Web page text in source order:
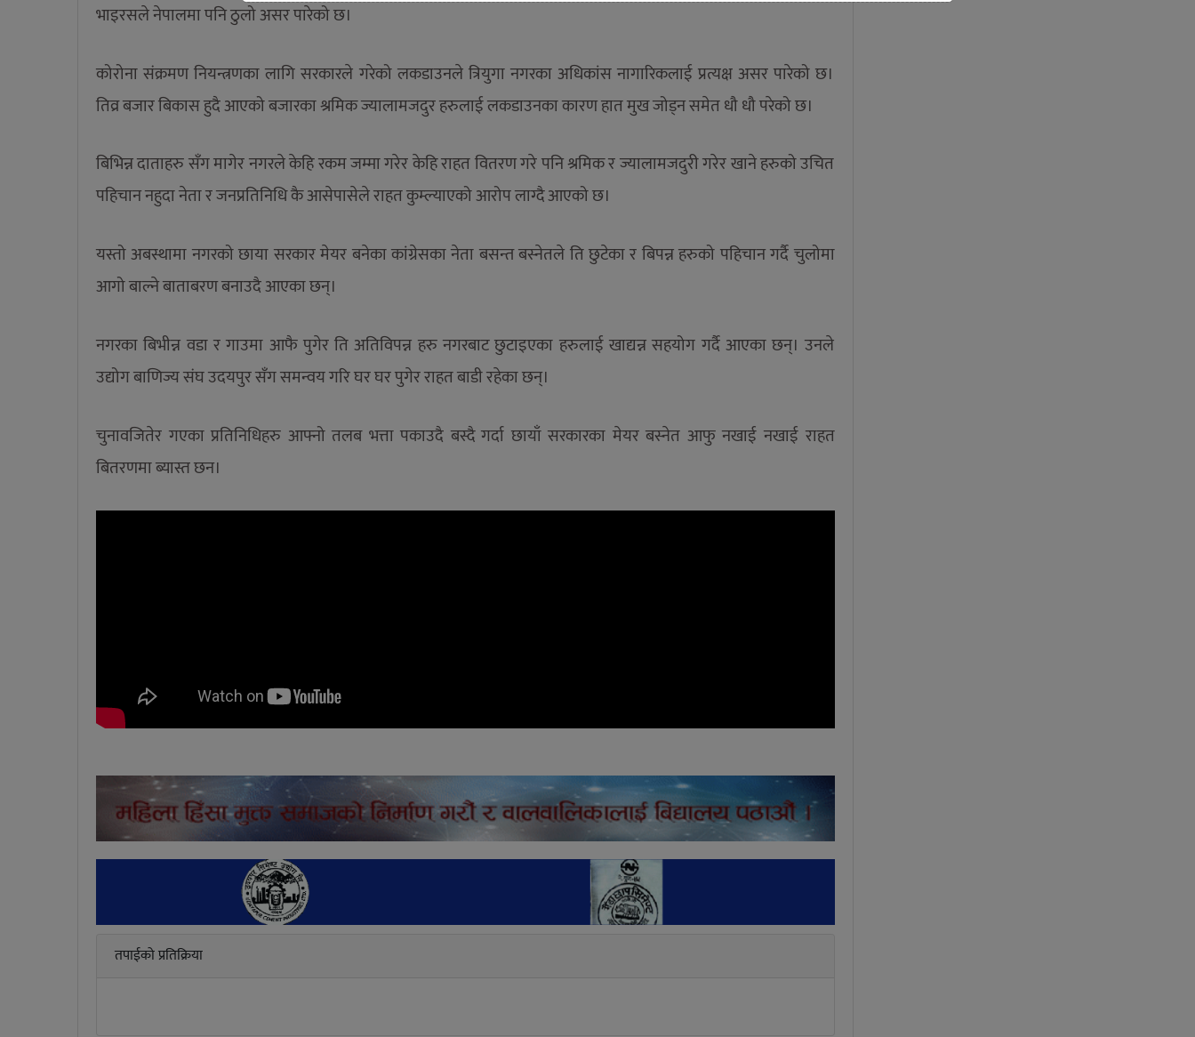
भाइरसले नेपालमा पनि ठुलो असर पारेको छ।
कोरोना संक्रमण नियन्त्रणका लागि सरकारले गरेको लकडाउनले त्रियुगा नगरका अधिकांस नागारिकलाई प्रत्यक्ष असर पारेको छ।
तिव्र बजार बिकास हुदै आएको बजारका श्रमिक ज्यालामजदुर हरुलाई लकडाउनका कारण हात मुख जोड्न समेत धौ धौ परेको छ।
बिभिन्न दाताहरु सँग मागेर नगरले केहि रकम जम्मा गरेर केहि राहत वितरण गरे पनि श्रमिक र ज्यालामजदुरी गरेर खाने हरुको उचित
पहिचान नहुदा नेता र जनप्रतिनिधि कै आसेपासेले राहत कुम्ल्याएको आरोप लाग्दै आएको छ।
यस्तो अबस्थामा नगरको छाया सरकार मेयर बनेका कांग्रेसका नेता बसन्त बस्नेतले ति छुटेका र बिपन्न हरुको पहिचान गर्दै चुलोमा
आगो बाल्ने बाताबरण बनाउदै आएका छन्।
नगरका बिभीन्न वडा र गाउमा आफै पुगेर ति अतिविपन्न हरु नगरबाट छुटाइएका हरुलाई खाद्यन्न सहयोग गर्दै आएका छन्। उनले
उद्योग बाणिज्य संघ उदयपुर सँग समन्वय गरि घर घर पुगेर राहत बाडी रहेका छन्।
चुनावजितेर गएका प्रतिनिधिहरु आफ्नो तलब भत्ता पकाउदै बस्दै गर्दा छायाँ सरकारका मेयर बस्नेत आफु नखाई नखाई राहत
बितरणमा ब्यास्त छन।
तपाईको प्रतिक्रिया